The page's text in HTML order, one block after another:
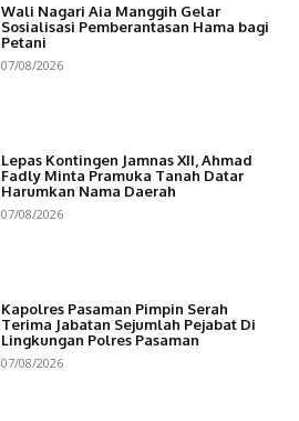
Wali Nagari Aia Manggih Gelar
Sosialisasi Pemberantasan Hama bagi
Petani
07/08/2026
Lepas Kontingen Jamnas XII, Ahmad
Fadly Minta Pramuka Tanah Datar
Harumkan Nama Daerah
07/08/2026
Kapolres Pasaman Pimpin Serah
Terima Jabatan Sejumlah Pejabat Di
Lingkungan Polres Pasaman
07/08/2026